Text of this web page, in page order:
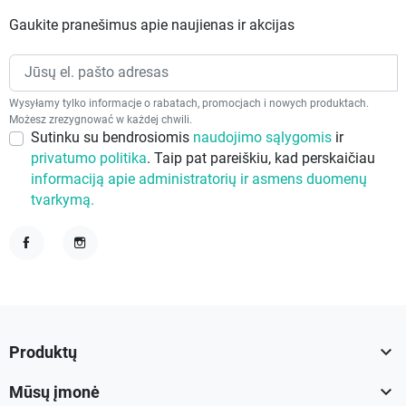
Gaukite pranešimus apie naujienas ir akcijas
Wysyłamy tylko informacje o rabatach, promocjach i nowych produktach.
Możesz zrezygnować w każdej chwili.
Sutinku su bendrosiomis naudojimo sąlygomis ir
privatumo politika. Taip pat pareiškiu, kad perskaičiau
informaciją apie administratorių ir asmens duomenų
tvarkymą.
Produktų 
Mūsų įmonė 